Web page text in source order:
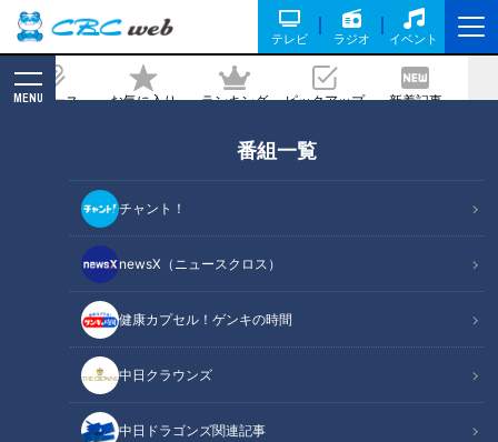
テレビ ラジオ イベント
ニュース お気に入り ランキング ピックアップ 新着記事
MENU
番組一覧
チャント！
newsX（ニュースクロス）
健康カプセル！ゲンキの時間
中日クラウンズ
中日ドラゴンズ関連記事
ベツを余すことなく使える！農家直伝フ
ルコースレシピと保存法を紹介
記事に戻る